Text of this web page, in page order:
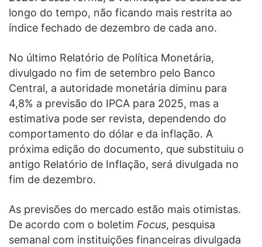
longo do tempo, não ficando mais restrita ao
índice fechado de dezembro de cada ano.
No último Relatório de Política Monetária,
divulgado no fim de setembro pelo Banco
Central, a autoridade monetária diminu para
4,8% a previsão do IPCA para 2025, mas a
estimativa pode ser revista, dependendo do
comportamento do dólar e da inflação. A
próxima edição do documento, que substituiu o
antigo Relatório de Inflação, será divulgada no
fim de dezembro.
As previsões do mercado estão mais otimistas.
De acordo com o boletim Focus, pesquisa
semanal com instituições financeiras divulgada